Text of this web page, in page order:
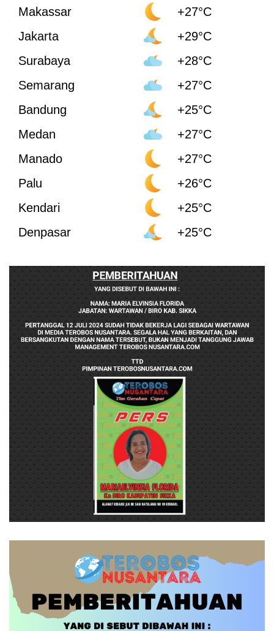
Makassar
+27°C
Jakarta
+29°C
Surabaya
+28°C
Semarang
+27°C
Bandung
+25°C
Medan
+27°C
Manado
+27°C
Palu
+26°C
Kendari
+25°C
Denpasar
+25°C